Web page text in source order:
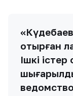
отырған
Ішкі